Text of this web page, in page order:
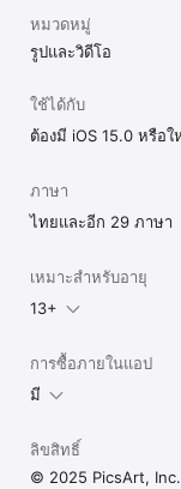
หมวดหมู่
รูปและวิดีโอ
ใช้ได้กับ
ต้องมี iOS 15.0 หรือใ
ภาษา
ไทยและอีก 29 ภาษา
เหมาะสำหรับอายุ
13+
การซื้อภายในแอป
มี
ลิขสิทธิ์
© 2025 PicsArt, Inc.